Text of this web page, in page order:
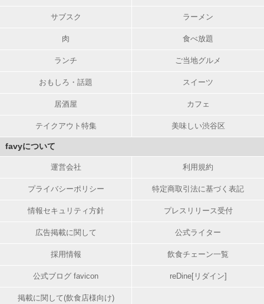
サブスク ラーメン
肉 食べ放題
ランチ ご当地グルメ
おもしろ・話題 スイーツ
居酒屋 カフェ
テイクアウト特集 美味しい渋谷区
favyについて
運営会社 利用規約
プライバシーポリシー 特定商取引法に基づく表記
情報セキュリティ方針 プレスリリース受付
広告掲載に関して 公式ライター
採用情報 飲食チェーン一覧
公式ブログ favicon reDine[リダイン]
掲載に関して(飲食店様向け)